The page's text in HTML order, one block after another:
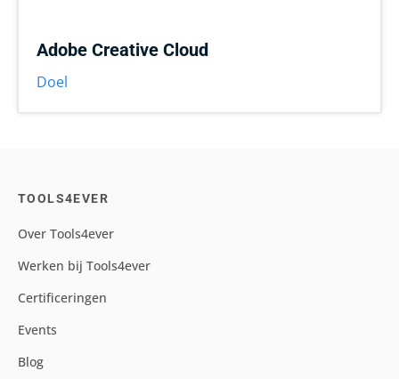
Adobe Creative Cloud
Doel
TOOLS4EVER
Over Tools4ever
Werken bij Tools4ever
Certificeringen
Events
Blog